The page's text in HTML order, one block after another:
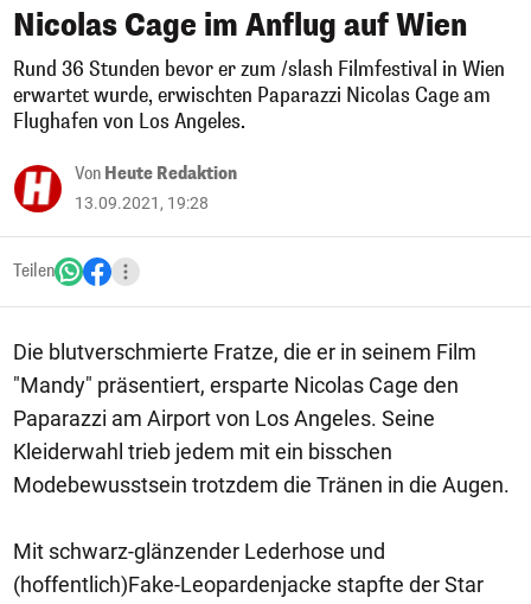
Nicolas Cage im Anflug auf Wien
Rund 36 Stunden bevor er zum /slash Filmfestival in Wien
erwartet wurde, erwischten Paparazzi Nicolas Cage am
Flughafen von Los Angeles.
Von Heute Redaktion
13.09.2021, 19:28
Teilen
Die blutverschmierte Fratze, die er in seinem Film
"Mandy" präsentiert, ersparte Nicolas Cage den
Paparazzi am Airport von Los Angeles. Seine
Kleiderwahl trieb jedem mit ein bisschen
Modebewusstsein trotzdem die Tränen in die Augen.
Mit schwarz-glänzender Lederhose und
(hoffentlich)Fake-Leopardenjacke stapfte der Star